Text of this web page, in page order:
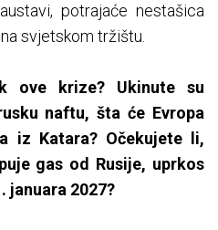
potrajaće nestašica
svjetskom tržištu.
ove krize? Ukinute su
naftu, šta će Evropa
iz Katara? Očekujete li,
gas od Rusije, uprkos
januara 2027?